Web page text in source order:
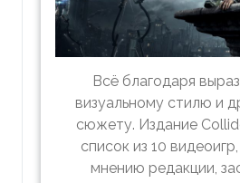
Всё благодаря
визуальному стилю и
сюжету. Издание
список из 10
мнению редакции,